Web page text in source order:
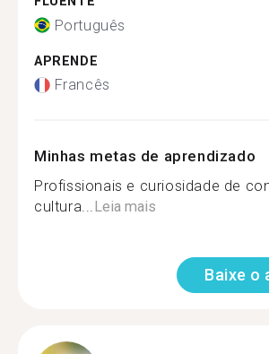
Português
APRENDE
Francês
Minhas metas de aprendizado
Profissionais e curiosidade de
cultura...Leia mais
Baixe o